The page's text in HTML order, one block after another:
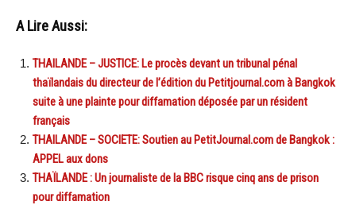
A Lire Aussi:
THAILANDE – JUSTICE: Le procès devant un tribunal pénal
thaïlandais du directeur de l’édition du Petitjournal.com à Bangkok
suite à une plainte pour diffamation déposée par un résident
français
THAILANDE – SOCIETE: Soutien au PetitJournal.com de Bangkok :
APPEL aux dons
THAÏLANDE : Un journaliste de la BBC risque cinq ans de prison
pour diffamation